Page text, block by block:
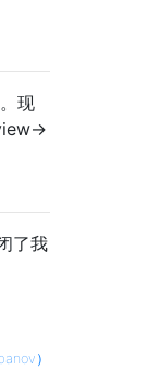
现
>
了我
）